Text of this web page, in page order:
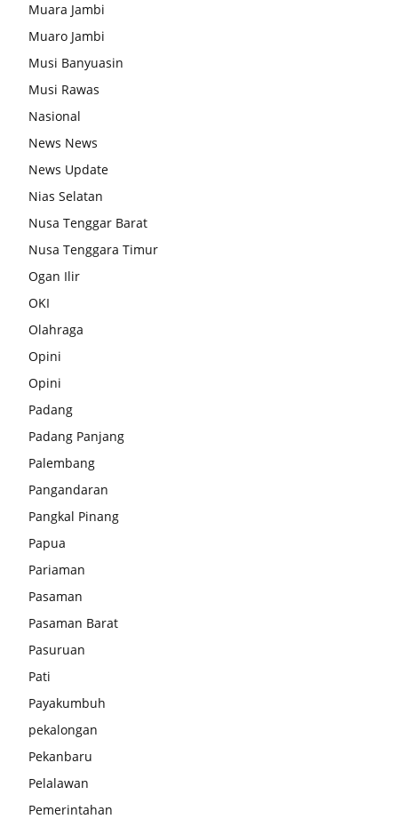
Muara Jambi
Muaro Jambi
Musi Banyuasin
Musi Rawas
Nasional
News News
News Update
Nias Selatan
Nusa Tenggar Barat
Nusa Tenggara Timur
Ogan Ilir
OKI
Olahraga
Opini
Opini
Padang
Padang Panjang
Palembang
Pangandaran
Pangkal Pinang
Papua
Pariaman
Pasaman
Pasaman Barat
Pasuruan
Pati
Payakumbuh
pekalongan
Pekanbaru
Pelalawan
Pemerintahan